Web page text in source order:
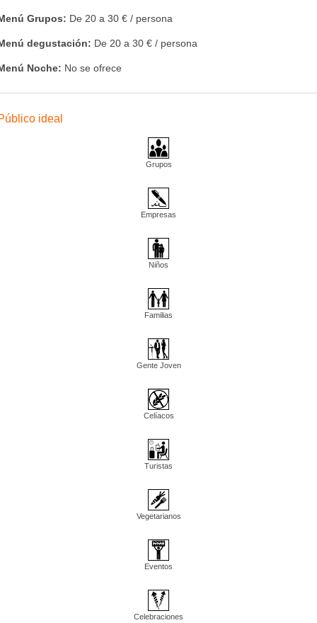
Grupos: De 20 a 30 € / persona
degustación: De 20 a 30 € / persona
Noche: No se ofrece
ideal
Grupos
Empresas
Niños
Familias
Gente Joven
Celíacos
Turistas
Vegetarianos
Eventos
Celebraciones